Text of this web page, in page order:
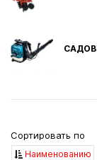
Сортировать по
Наименованию